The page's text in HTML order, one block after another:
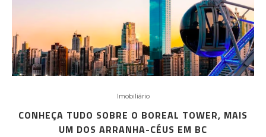
Imobiliário
CONHEÇA TUDO SOBRE O BOREAL TOWER, MAIS
UM DOS ARRANHA-CÉUS EM BC